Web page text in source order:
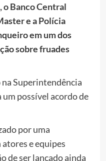
o Banco Central
e a Polícia
em um dos
sobre fruades
Superintendência
um possível acordo de
por uma
e equipes
de ser lançado ainda